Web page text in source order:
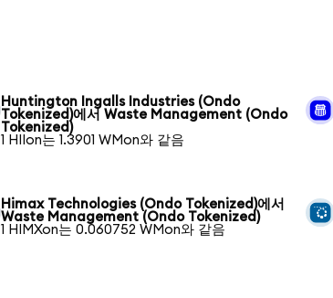
Huntington Ingalls Industries (Ondo
Tokenized)에서 Waste Management (Ondo
Tokenized)
1 HIIon는 1.3901 WMon와 같음
Himax Technologies (Ondo Tokenized)에서
Waste Management (Ondo Tokenized)
1 HIMXon는 0.060752 WMon와 같음